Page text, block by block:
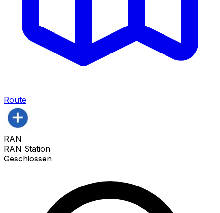
Route
RAN
RAN Station
Geschlossen